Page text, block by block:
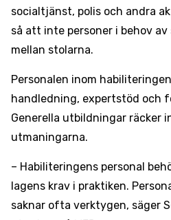
socialtjänst, polis och andra
så att inte personer i behov
mellan stolarna.
Personalen inom
handledning, expertstöd och
Generella utbildningar räcker
utmaningarna.
– Habiliteringens personal
lagens krav i praktiken.
saknar ofta verktygen, säger